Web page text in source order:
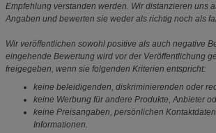
Empfehlung verstanden werden. Wir distanzieren uns
Angaben und bewerten sie weder als richtig noch als
Wir veröffentlichen sowohl positive als auch negative
eingehende Bewertung wird vor der Veröffentlichung
freigegeben, wenn sie folgenden Kriterien entspricht:
keine beleidigenden, diskriminierenden oder
keine Werbung für andere Produkte, Anbieter
keine Preisangaben, persönlichen
Informationen.